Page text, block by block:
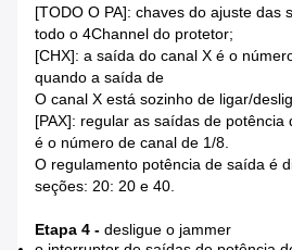
[TODO O PA]: chaves do ajuste das
todo o 4Channel do protetor;
[CHX]: a saída do canal X é o
quando a saída de
O canal X está sozinho de ligar/
[PAX]: regular as saídas de potência
é o número de canal de 1/8.
O regulamento potência de saída é
seções: 20: 20 e 40.
Etapa 4 - desligue o jammer